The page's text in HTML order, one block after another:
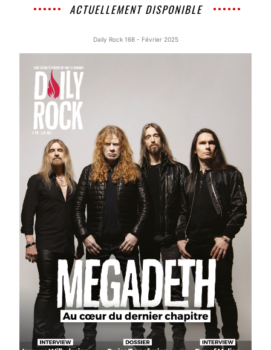
ACTUELLEMENT DISPONIBLE
Daily Rock 168 - Février 2025